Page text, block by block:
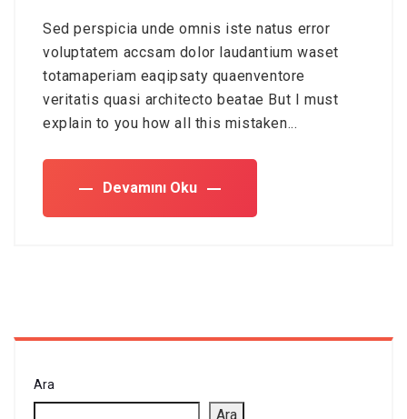
Sed perspicia unde omnis iste natus error
voluptatem accsam dolor laudantium waset
totamaperiam eaqipsaty quaenventore
veritatis quasi architecto beatae But I must
explain to you how all this mistaken...
Devamını Oku
Ara
Ara